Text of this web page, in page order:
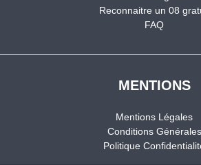
Reconnaitre un 08
FAQ
MENTIONS
Mentions Légales
Conditions Générales
Politique